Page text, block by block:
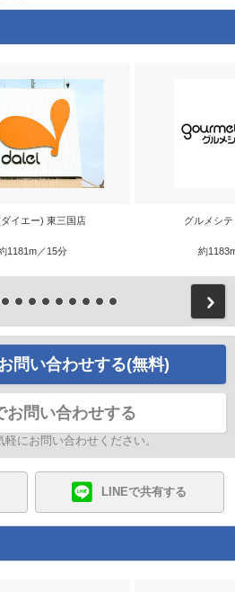
イエー) 東三国店
1181m／15分
グルメシ
約
問い合わせする(無料)
お問い合わせする
にお問い合わせください。
LINEで共有する